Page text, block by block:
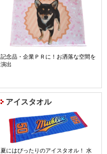
記念品・企業ＰＲに！お洒落な空間を
演出
詳細はコチラ
アイスタオル
夏にはぴったりのアイスタオル！ 水